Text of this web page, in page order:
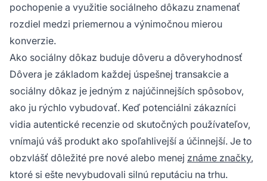
pochopenie a využitie sociálneho dôkazu znamenať
rozdiel medzi priemernou a výnimočnou mierou
konverzie.
Ako sociálny dôkaz buduje dôveru a dôveryhodnosť
Dôvera je základom každej úspešnej transakcie a
sociálny dôkaz je jedným z najúčinnejších spôsobov,
ako ju rýchlo vybudovať. Keď potenciálni zákazníci
vidia autentické recenzie od skutočných používateľov,
vnímajú váš produkt ako spoľahlivejší a účinnejší. Je to
obzvlášť dôležité pre nové alebo menej známe značky,
ktoré si ešte nevybudovali silnú reputáciu na trhu.